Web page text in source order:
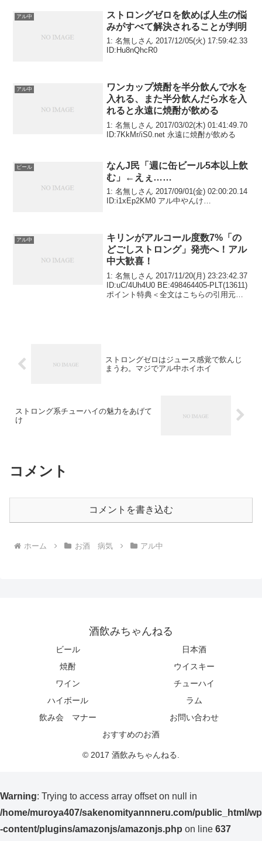
アル中
ストロングゼロを飲めば人生の悩
みがすべて解決されることが判明
1: 名無しさん 2017/12/05(火) 17:59:42.33
ID:Hu8nQhcR0
アル中
ワンカップ焼酎を半分飲んで水を
入れる、また半分飲んだら水を入
れると永遠に焼酎が飲める
1: 名無しさん 2017/03/02(木) 01:41:49.70
ID:7KkMr/iS0.net 永遠に焼酎が飲める
ビール
なんJ民「週に缶ビール5本以上飲
む」←えぇ……
1: 名無しさん 2017/09/01(金) 02:00:20.14
ID:i1xEp2KM0 アル中やんけ…
アル中
キリンがアルコール度数7%「の
どごしストロング」発売へ！アル
中大歓喜！
1: 名無しさん 2017/11/20(月) 23:23:42.37
ID:uC/4Uh4U0 BE:498464405-PLT(13611)
ポイント特典＜全文はこちらの引用元か
ストロングゼロはジュース感覚で飲んじ
まうわ。マジでアル中ホイホイ
ストロング系チューハイの魅力をあげて
け
コメント
コメントを書き込む
ホーム お酒 病気 アル中
酒飲みちゃんねる
ビール
日本酒
焼酎
ウイスキー
ワイン
チューハイ
ハイボール
ラム
飲み会 マナー
お問い合わせ
おすすめのお酒
© 2017 酒飲みちゃんねる.
Warning: Trying to access array offset on null in
/home/muroya407/sakenomityannneru.com/public_html/wp
-content/plugins/amazonjs/amazonjs.php on line 637